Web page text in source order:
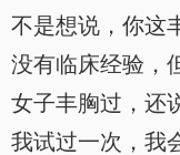
不是想说，你这
没有临床经验，
女子丰胸过，还
我试过一次，我